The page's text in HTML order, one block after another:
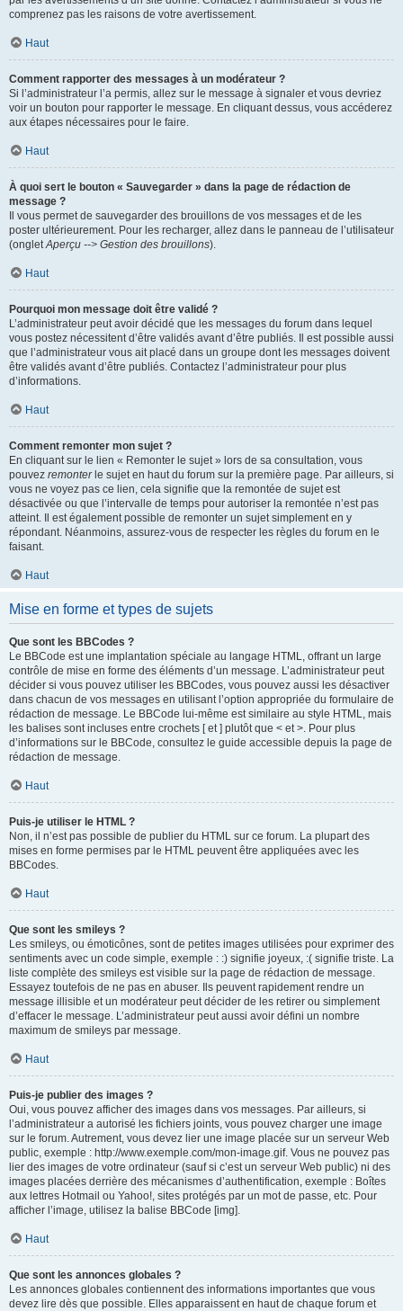
comprenez pas les raisons de votre avertissement.
Haut
Comment rapporter des messages à un modérateur ?
Si l’administrateur l’a permis, allez sur le message à signaler et vous devriez
voir un bouton pour rapporter le message. En cliquant dessus, vous accéderez
aux étapes nécessaires pour le faire.
Haut
À quoi sert le bouton « Sauvegarder » dans la page de rédaction de
message ?
Il vous permet de sauvegarder des brouillons de vos messages et de les
poster ultérieurement. Pour les recharger, allez dans le panneau de l’utilisateur
(ongletAperçu --> Gestion des brouillons).
Haut
Pourquoi mon message doit être validé ?
L’administrateur peut avoir décidé que les messages du forum dans lequel
vous postez nécessitent d’être validés avant d’être publiés. Il est possible aussi
que l’administrateur vous ait placé dans un groupe dont les messages doivent
être validés avant d’être publiés. Contactez l’administrateur pour plus
d’informations.
Haut
Comment remonter mon sujet ?
En cliquant sur le lien « Remonter le sujet » lors de sa consultation, vous
pouvez remonterle sujet en haut du forum sur la première page. Par ailleurs, si
vous ne voyez pas ce lien, cela signifie que la remontée de sujet est
désactivée ou que l’intervalle de temps pour autoriser la remontée n’est pas
atteint. Il est également possible de remonter un sujet simplement en y
répondant. Néanmoins, assurez-vous de respecter les règles du forum en le
faisant.
Haut
Mise en forme et types de sujets
Que sont les BBCodes ?
Le BBCode est une implantation spéciale au langage HTML, offrant un large
contrôle de mise en forme des éléments d’un message. L’administrateur peut
décider si vous pouvez utiliser les BBCodes, vous pouvez aussi les désactiver
dans chacun de vos messages en utilisant l’option appropriée du formulaire de
rédaction de message. Le BBCode lui-même est similaire au style HTML, mais
les balises sont incluses entre crochets [ et ] plutôt que < et >. Pour plus
d’informations sur le BBCode, consultez le guide accessible depuis la page de
rédaction de message.
Haut
Puis-je utiliser le HTML ?
Non, il n’est pas possible de publier du HTML sur ce forum. La plupart des
mises en forme permises par le HTML peuvent être appliquées avec les
BBCodes.
Haut
Que sont les smileys ?
Les smileys, ou émoticônes, sont de petites images utilisées pour exprimer des
sentiments avec un code simple, exemple : :) signifie joyeux, :( signifie triste. La
liste complète des smileys est visible sur la page de rédaction de message.
Essayez toutefois de ne pas en abuser. Ils peuvent rapidement rendre un
message illisible et un modérateur peut décider de les retirer ou simplement
d’effacer le message. L’administrateur peut aussi avoir défini un nombre
maximum de smileys par message.
Haut
Puis-je publier des images ?
Oui, vous pouvez afficher des images dans vos messages. Par ailleurs, si
l’administrateur a autorisé les fichiers joints, vous pouvez charger une image
sur le forum. Autrement, vous devez lier une image placée sur un serveur Web
public, exemple : http://www.exemple.com/mon-image.gif. Vous ne pouvez pas
lier des images de votre ordinateur (sauf si c’est un serveur Web public) ni des
images placées derrière des mécanismes d’authentification, exemple : Boîtes
aux lettres Hotmail ou Yahoo!, sites protégés par un mot de passe, etc. Pour
afficher l’image, utilisez la balise BBCode [img].
Haut
Que sont les annonces globales ?
Les annonces globales contiennent des informations importantes que vous
devez lire dès que possible. Elles apparaissent en haut de chaque forum et